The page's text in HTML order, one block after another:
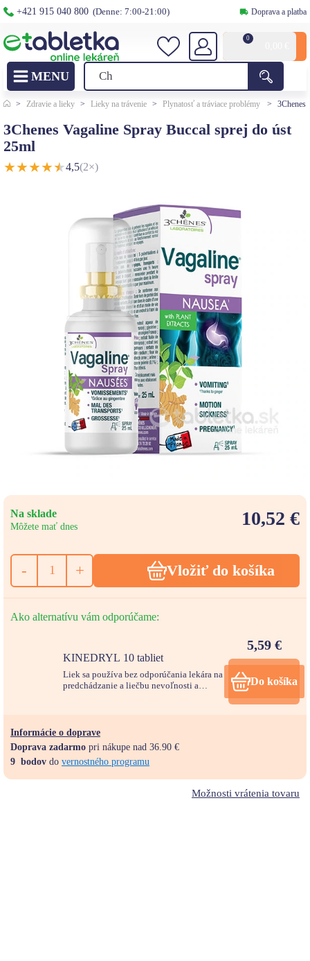
+421 915 040 800 (Denne: 7:00-21:00) Doprava a platba
0
> Zdravie a lieky > Lieky na trávenie > Plynatosť a tráviace problémy > 3Chenes
3Chenes Vagaline Spray Buccal sprej do úst
25ml
★★★★★4,5(2×)
Na sklade
Môžete mať dnes 10,52 €
- + Vložiť do košíka
Ako alternatívu vám odporúčame:
KINEDRYL 10 tabliet
Liek sa používa bez odporúčania lekára na
predchádzanie a liečbu nevoľnosti a
5,59 €
Do košíka
Informácie o doprave
Doprava zadarmo pri nákupe nad 36.90 €
9 bodov do vernostného programu
Možnosti vrátenia tovaru